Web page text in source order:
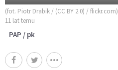
(fot. Piotr Drabik / (CC BY 2.0) / flickr.com)
11 lat temu
PAP / pk